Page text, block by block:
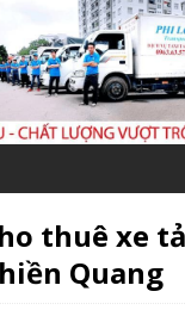
thuê xe
Quang